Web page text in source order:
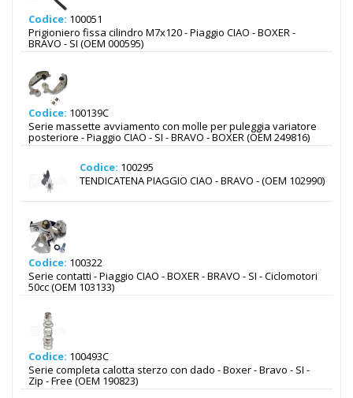
Codice: 100051
Prigioniero fissa cilindro M7x120 - Piaggio CIAO - BOXER -
BRAVO - SI (OEM 000595)
Codice: 100139C
Serie massette avviamento con molle per puleggia variatore
posteriore - Piaggio CIAO - SI - BRAVO - BOXER (OEM 249816)
Codice: 100295
TENDICATENA PIAGGIO CIAO - BRAVO - (OEM 102990)
Codice: 100322
Serie contatti - Piaggio CIAO - BOXER - BRAVO - SI - Ciclomotori
50cc (OEM 103133)
Codice: 100493C
Serie completa calotta sterzo con dado - Boxer - Bravo - SI -
Zip - Free (OEM 190823)